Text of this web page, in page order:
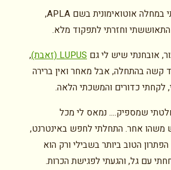
בשנת 2006 לאחר לידה שניה, אובחנתי במחלה אוטואימונית בשם APLA,
וחזרתי לתפקוד מלא.
LUPUS (זאבת)
,
קשה בהתחלה, אבל מאחר ואין ברירה
לקחתי כדורים והמשכתי הלאה.
החלטתי שמספיק…. נמאס לי מכל
משהו אחר. התחלתי לחפש באינטרנט,
הטוב ביותר בשבילי ורק הוא
עם גל, והגעתי לפגישת הכרות.